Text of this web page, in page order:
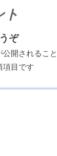
ト
ぞ
開されるこ
項目です